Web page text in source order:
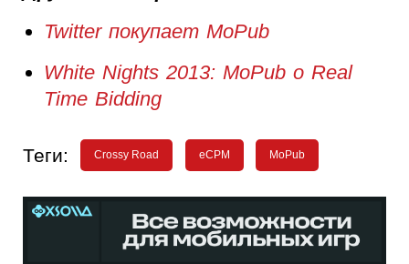
Twitter покупает MoPub
White Nights 2013: MoPub о Real
Time Bidding
Теги: Crossy Road eCPM MoPub